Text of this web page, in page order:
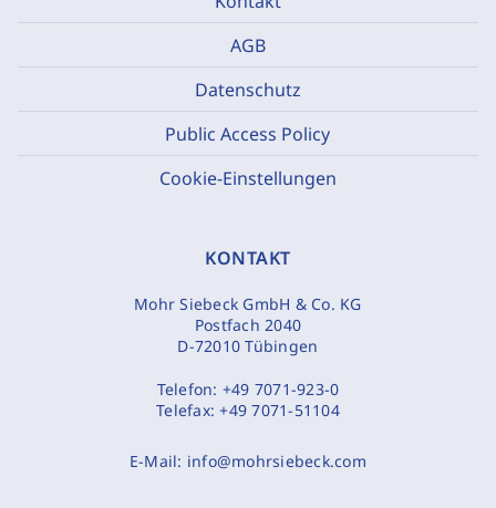
AGB
Datenschutz
Public Access Policy
Cookie-Einstellungen
KONTAKT
Mohr Siebeck GmbH & Co. KG
Postfach 2040
D-72010 Tübingen
Telefon: +49 7071-923-0
Telefax:+49 7071-51104
E-Mail: info@mohrsiebeck.com